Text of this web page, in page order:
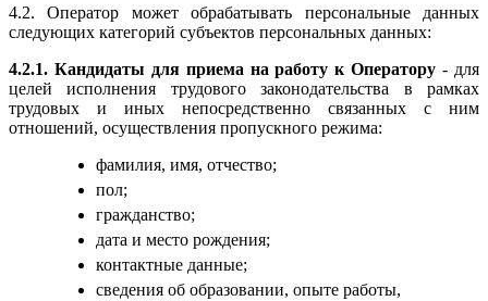
4.2. Оператор может обрабатывать персональные данных
следующих категорий субъектов персональных данных:
4.2.1. Кандидаты для приема на работу к Оператору - для
целей исполнения трудового законодательства в рамках
трудовых и иных непосредственно связанных с ним
отношений, осуществления пропускного режима:
фамилия, имя, отчество;
пол;
гражданство;
дата и место рождения;
контактные данные;
сведения об образовании, опыте работы,